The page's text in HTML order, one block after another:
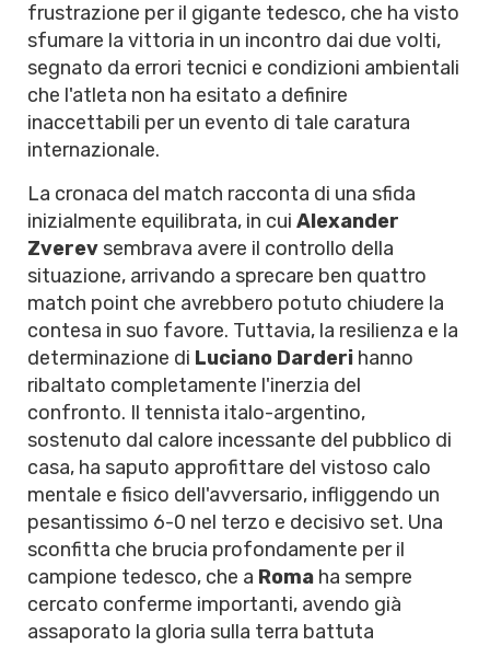
frustrazione per il gigante tedesco, che ha visto
sfumare la vittoria in un incontro dai due volti,
segnato da errori tecnici e condizioni ambientali
che l'atleta non ha esitato a definire
inaccettabili per un evento di tale caratura
internazionale.
La cronaca del match racconta di una sfida
inizialmente equilibrata, in cui Alexander
Zverev sembrava avere il controllo della
situazione, arrivando a sprecare ben quattro
match point che avrebbero potuto chiudere la
contesa in suo favore. Tuttavia, la resilienza e la
determinazione di Luciano Darderi hanno
ribaltato completamente l'inerzia del
confronto. Il tennista italo-argentino,
sostenuto dal calore incessante del pubblico di
casa, ha saputo approfittare del vistoso calo
mentale e fisico dell'avversario, infliggendo un
pesantissimo 6-0 nel terzo e decisivo set. Una
sconfitta che brucia profondamente per il
campione tedesco, che a Roma ha sempre
cercato conferme importanti, avendo già
assaporato la gloria sulla terra battuta